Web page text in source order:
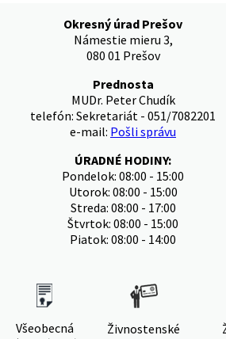
Okresný úrad Prešov
Námestie mieru 3,
080 01 Prešov
Prednosta
MUDr. Peter Chudík
telefón: Sekretariát - 051/7082201
e-mail: Pošli správu
ÚRADNÉ HODINY:
Pondelok: 08:00 - 15:00
Utorok: 08:00 - 15:00
Streda: 08:00 - 17:00
Štvrtok: 08:00 - 15:00
Piatok: 08:00 - 14:00
Všeobecná
Živnostenské